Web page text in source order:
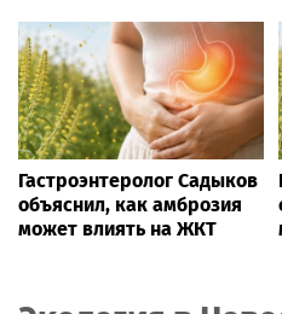
Гастроэнтеролог Садыков
объяснил, как амброзия
может влиять на ЖКТ